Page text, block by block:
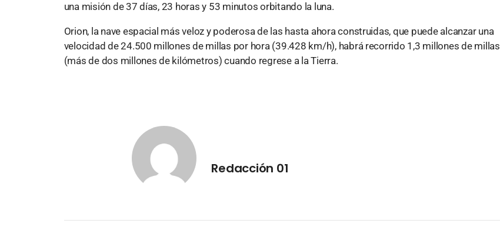
una misión de 37 días, 23 horas y 53 minutos orbitando la luna.
Orion, la nave espacial más veloz y poderosa de las hasta ahora construidas, que puede alcanzar una
velocidad de 24.500 millones de millas por hora (39.428 km/h), habrá recorrido 1,3 millones de millas
(más de dos millones de kilómetros) cuando regrese a la Tierra.
Redacción 01